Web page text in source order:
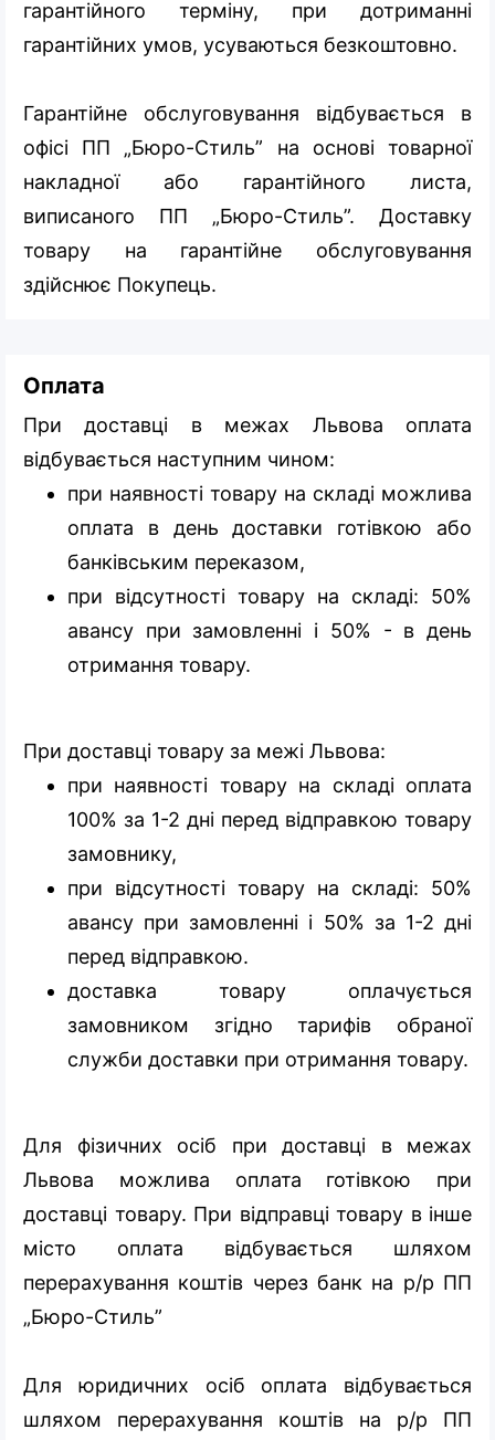
гарантійного терміну, при дотриманні
гарантійних умов, усуваються безкоштовно.
Гарантійне обслуговування відбувається в
офісі ПП „Бюро-Стиль” на основі товарної
накладної або гарантійного листа,
виписаного ПП „Бюро-Стиль”. Доставку
товару на гарантійне обслуговування
здійснює Покупець.
Оплата
При доставці в межах Львова оплата
відбувається наступним чином:
при наявності товару на складі можлива
оплата в день доставки готівкою або
банківським переказом,
при відсутності товару на складі: 50%
авансу при замовленні і 50% - в день
отримання товару.
При доставці товару за межі Львова:
при наявності товару на складі оплата
100% за 1-2 дні перед відправкою товару
замовнику,
при відсутності товару на складі: 50%
авансу при замовленні і 50% за 1-2 дні
перед відправкою.
доставка товару оплачується
замовником згідно тарифів обраної
служби доставки при отримання товару.
Для фізичних осіб при доставці в межах
Львова можлива оплата готівкою при
доставці товару. При відправці товару в інше
місто оплата відбувається шляхом
перерахування коштів через банк на р/р ПП
„Бюро-Стиль”
Для юридичних осіб оплата відбувається
шляхом перерахування коштів на р/р ПП